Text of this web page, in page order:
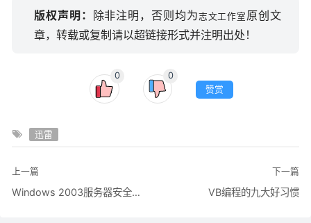
版权声明： 除非注明，否则均为志文工作室 原创文
章，转载或复制请以超链接形式并注明出处！
0
0
赞赏
迅雷
上一篇
Windows 2003服务器安全配置终极技巧
下一篇
VB编程的九大好习惯